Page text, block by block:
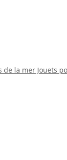
de la mer Jouets